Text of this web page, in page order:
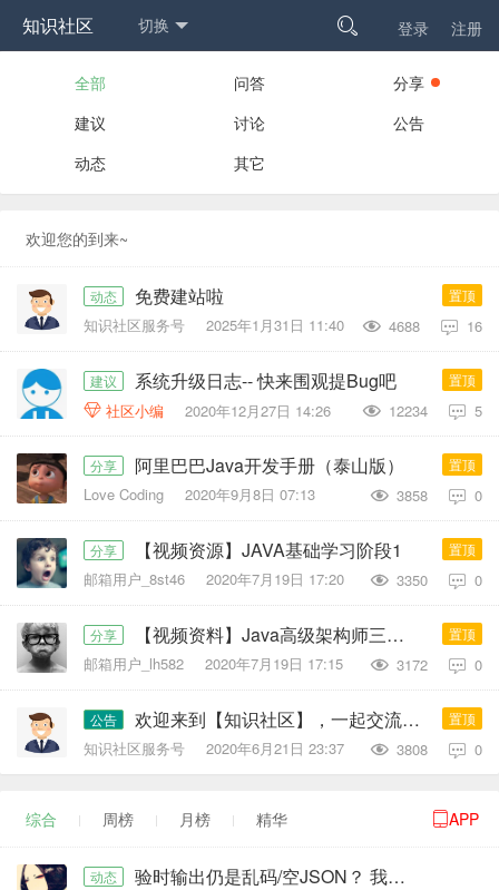
知识社区 切换  登录 注册
全部 问答
分享
建议
讨论
公告
动态
其它
欢迎您的到来~
动态 免费建站啦
知识社区服务号 2025年1月31日 11:40  4688 16
置顶
建议 系统升级日志-- 快来围观提Bug吧
 社区小编 2020年12月27日 14:26  12234 5
置顶
分享 阿里巴巴Java开发手册（泰山版）
Love Coding 2020年9月8日 07:13  3858 0
置顶
分享 【视频资源】JAVA基础学习阶段1
邮箱用户_8st46 2020年7月19日 17:20  3350 0
置顶
分享 【视频资料】Java高级架构师三大阶段
邮箱用户_lh582 2020年7月19日 17:15  3172 0
置顶
公告 欢迎来到【知识社区】，一起交流学习吧
知识社区服务号 2020年6月21日 23:37  3808 0
置顶
综合 周榜 月榜 精华 APP
动态 验时输出仍是乱码/空JSON？ 我将以 最小颗粒度拆解，确保你跨过第一